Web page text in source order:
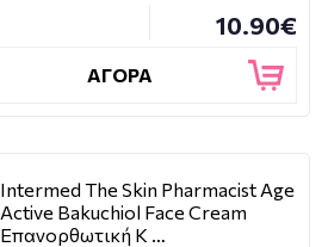
10.90€
ΑΓΟΡΑ
Intermed The Skin Pharmacist Age
Active Bakuchiol Face Cream
Επανορθωτική Κ …